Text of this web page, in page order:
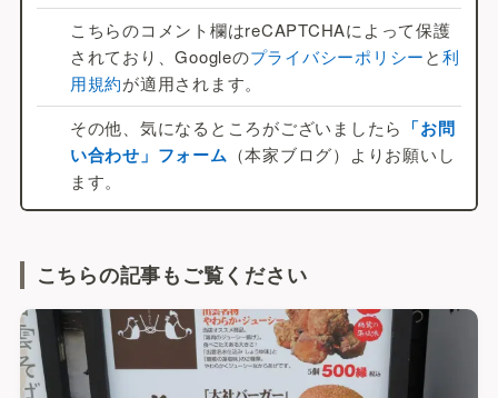
こちらのコメント欄はreCAPTCHAによって保護
されており、Googleのプライバシーポリシーと利
用規約が適用されます。
その他、気になるところがございましたら 「お問
い合わせ」フォーム （本家ブログ）よりお願いし
ます。
こちらの記事もご覧ください